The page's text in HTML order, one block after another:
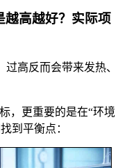
越高越好？实际项
高反而会带来发热、
，更重要的是在“环境
到平衡点：